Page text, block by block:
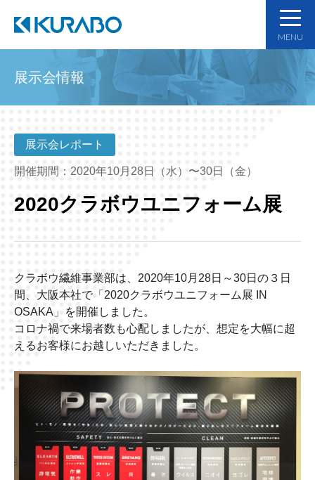
MENU
展示会情報
展示会レポート
開催期間：2020年10月28日（水）〜30日（金）
2020クラボウユニフォーム展
クラボウ繊維事業部は、2020年10月28日～30日の３日
間、大阪本社で「2020クラボウユニフォーム展 IN
OSAKA 」を開催しました。
コロナ禍で来場者数も心配しましたが、想定を大幅に超
えるお客様にお越しいただきました。